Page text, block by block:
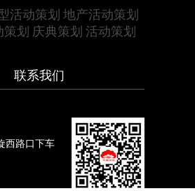
活动策划 地产活动策划
策划 庆典策划 活动策划
联系我们
西路口下车